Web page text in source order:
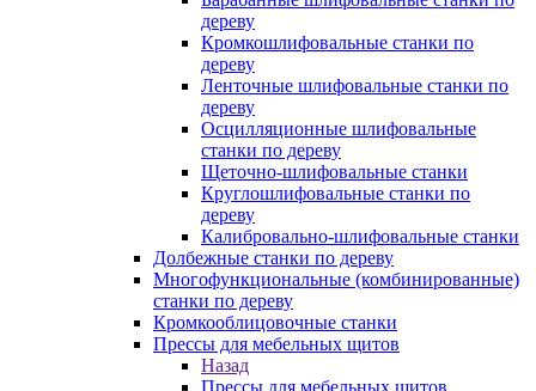
дереву
Кромкошлифовальные станки по
дереву
Ленточные шлифовальные станки по
дереву
Осцилляционные шлифовальные
станки по дереву
Щеточно-шлифовальные станки
Круглошлифовальные станки по
дереву
Калибровально-шлифовальные станки
Долбежные станки по дереву
Многофункциональные (комбинированные)
станки по дереву
Кромкооблицовочные станки
Прессы для мебельных щитов
Назад
Прессы для мебельных щитов